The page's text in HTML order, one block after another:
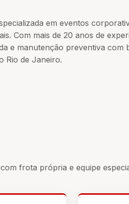
em eventos
Com mais de 20 anos de
e manutenção preventiva com
Rio de Janeiro.
frota própria e equipe